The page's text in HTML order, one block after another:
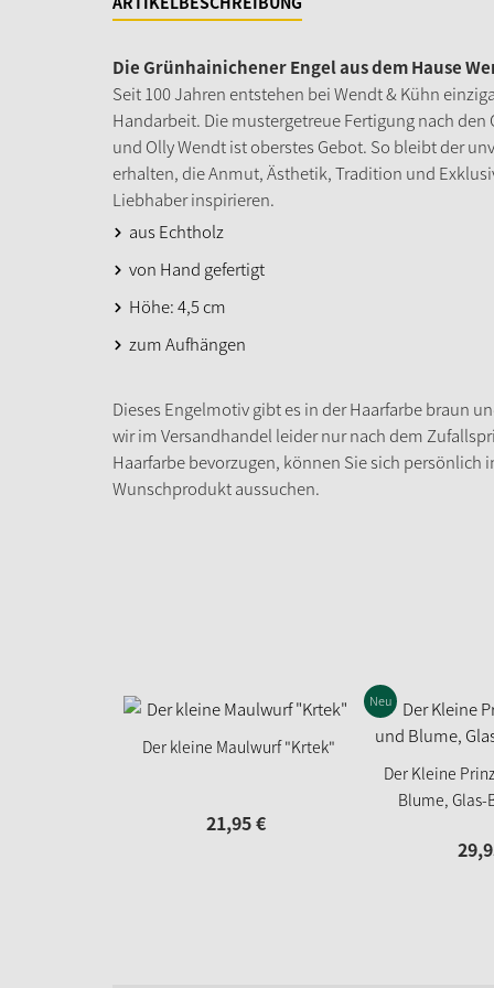
Die Grünhainichener Engel aus dem Hause
Seit 100 Jahren entstehen bei Wendt & Kühn
Handarbeit. Die mustergetreue Fertigung nach
und Olly Wendt ist oberstes Gebot. So bleibt der
erhalten, die Anmut, Ästhetik, Tradition und
Liebhaber inspirieren.
aus Echtholz
von Hand gefertigt
Höhe: 4,5 cm
zum Aufhängen
Dieses Engelmotiv gibt es in der Haarfarbe braun
wir im Versandhandel leider nur nach dem
Haarfarbe bevorzugen, können Sie sich persönlich
Wunschprodukt aussuchen.
Der kleine Maulwurf "Krtek"
21,95€
Der Kleine
Blume,
Neu
29,